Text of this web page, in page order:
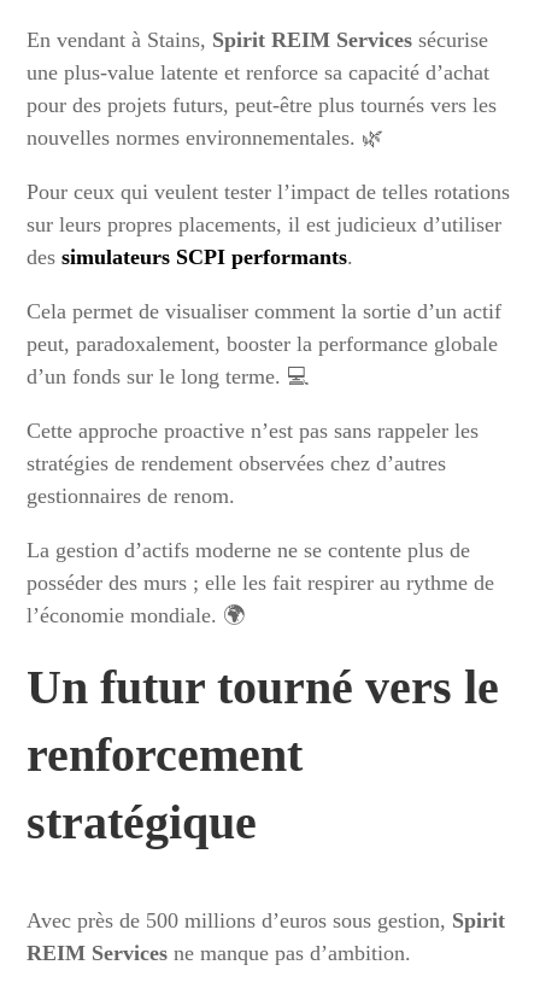
En vendant à Stains, Spirit REIM Services sécurise
une plus-value latente et renforce sa capacité d’achat
pour des projets futurs, peut-être plus tournés vers les
nouvelles normes environnementales. 🌿
Pour ceux qui veulent tester l’impact de telles rotations
sur leurs propres placements, il est judicieux d’utiliser
dessimulateurs SCPI performants.
Cela permet de visualiser comment la sortie d’un actif
peut, paradoxalement, booster la performance globale
d’un fonds sur le long terme. 💻
Cette approche proactive n’est pas sans rappeler les
stratégies de rendement observées chez d’autres
gestionnaires de renom.
La gestion d’actifs moderne ne se contente plus de
posséder des murs ; elle les fait respirer au rythme de
l’économie mondiale. 🌍
Un futur tourné vers le
renforcement
stratégique
Avec près de 500 millions d’euros sous gestion, Spirit
REIM Services ne manque pas d’ambition.